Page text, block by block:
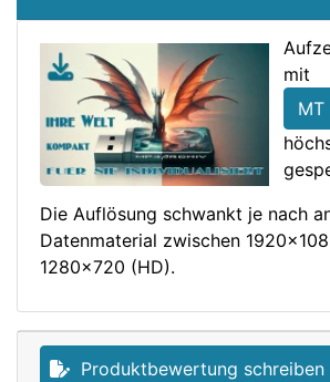
mit
MT
Die Auflösung schwankt je nach
Datenmaterial zwischen
1280x720 (HD).
Produktbewertung schreiben